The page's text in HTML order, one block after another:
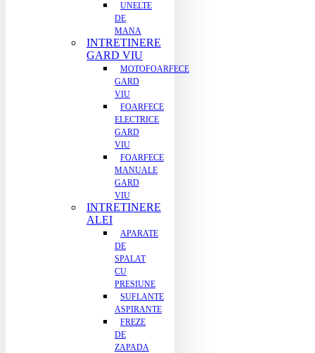
UNELTE
DE
MANA
INTRETINERE
GARD VIU
MOTOFOARFECE
GARD
VIU
FOARFECE
ELECTRICE
GARD
VIU
FOARFECE
MANUALE
GARD
VIU
INTRETINERE
ALEI
APARATE
DE
SPALAT
CU
PRESIUNE
SUFLANTE
ASPIRANTE
FREZE
DE
ZAPADA